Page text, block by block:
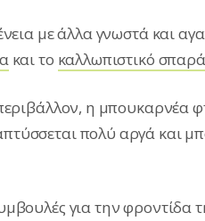
με άλλα γνωστά και
και το καλλωπιστικό
η μπουκαρνέα
πολύ αργά και
για την φροντίδα